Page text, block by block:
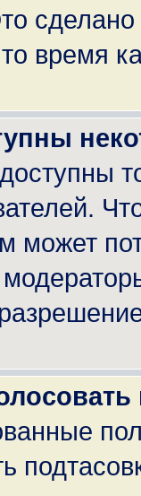
время
может